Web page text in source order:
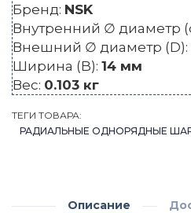
Бренд: NSK
Внутренний ∅ диаметр
Внешний ∅ диаметр (D):
Ширина (B): 14 мм
Вес: 0.103 кг
ТЕГИ ТОВАРА:
РАДИАЛЬНЫЕ ОДНОРЯДНЫЕ
Описание